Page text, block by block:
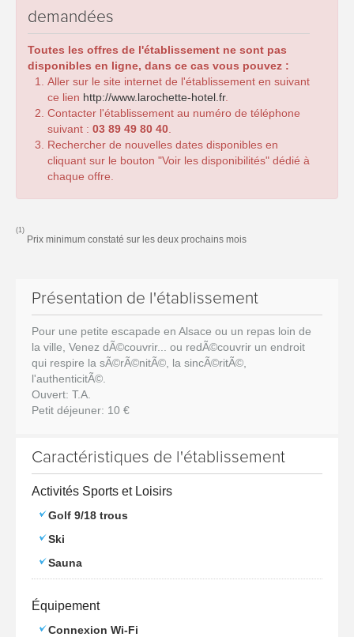
demandées
Toutes les offres de l'établissement ne sont pas
disponibles en ligne, dans ce cas vous pouvez :
Aller sur le site internet de l'établissement en suivant
ce lien http://www.larochette-hotel.fr.
Contacter l'établissement au numéro de téléphone
suivant : 03 89 49 80 40
Rechercher de nouvelles dates disponibles en
cliquant sur le bouton "Voir les disponibilités" dédié à
chaque offre.
(1)
Prix minimum constaté sur les deux prochains mois
Présentation de l'établissement
Pour une petite escapade en Alsace ou un repas loin de
la ville, Venez dÃ©couvrir... ou redÃ©couvrir un endroit
qui respire la sÃ©rÃ©nitÃ©, la sincÃ©ritÃ©,
l'authenticitÃ©.
Ouvert: T.A.
Petit déjeuner: 10 €
Caractéristiques de l'établissement
Activités Sports et Loisirs
Golf 9/18 trous
Ski
Sauna
Équipement
Connexion Wi-Fi